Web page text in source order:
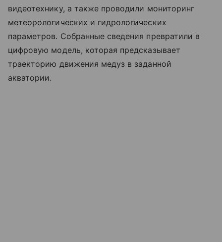
видеотехнику, а также проводили мониторинг
метеорологических и гидрологических
параметров. Собранные сведения превратили в
цифровую модель, которая предсказывает
траекторию движения медуз в заданной
акватории.